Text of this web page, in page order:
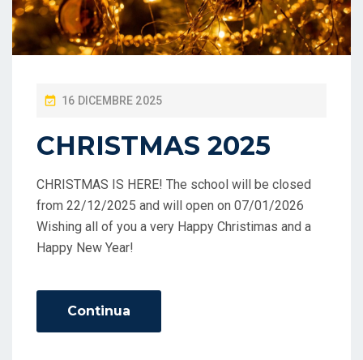
P
S
E
D
16 DICEMBRE 2025
CHRISTMAS 2025
CHRISTMAS IS HERE! The school will be closed
from 22/12/2025 and will open on 07/01/2026
Wishing all of you a very Happy Christimas and a
Happy New Year!
Continua